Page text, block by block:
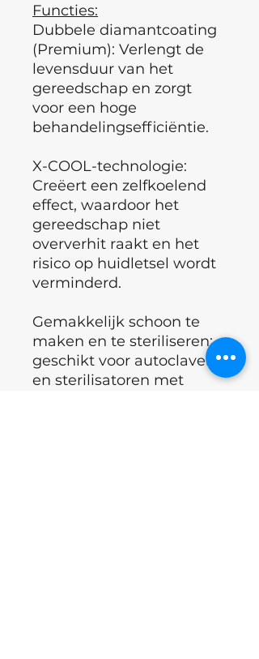
Functies:
Dubbele diamantcoating
(Premium): Verlengt de
levensduur van het
gereedschap en zorgt
voor een hoge
behandelingsefficiëntie.
X-COOL-technologie:
Creëert een zelfkoelend
effect, waardoor het
gereedschap niet
oververhit raakt en het
risico op huidletsel wordt
verminderd.
Gemakkelijk schoon te
maken en te steriliseren:
geschikt voor autoclaven
en sterilisatoren met